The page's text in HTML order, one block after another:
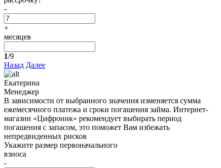
-
+
месяцев
1/9
Назад Далее
Екатерина
Менеджер
В зависимости от выбранного значения изменяется сумма
ежемесячного платежа и сроки погашения займа. Интернет-
магазин «Цифроник» рекомендует выбирать период
погашения с запасом, это поможет Вам избежать
непредвиденных рисков
Укажите размер первоначального
взноса
-